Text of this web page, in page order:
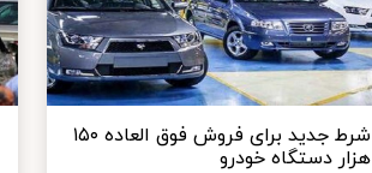
شرط جدید برای فروش فوق‌ العاده ۱۵۰
هزار دستگاه خودرو